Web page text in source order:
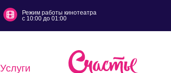
Режим работы кинотеатра
с 10:00 до 01:00
Услуги